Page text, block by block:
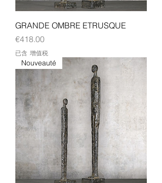
GRANDE OMBRE ETRUSQUE
價格
€418.00
已含 增值税
Nouveauté